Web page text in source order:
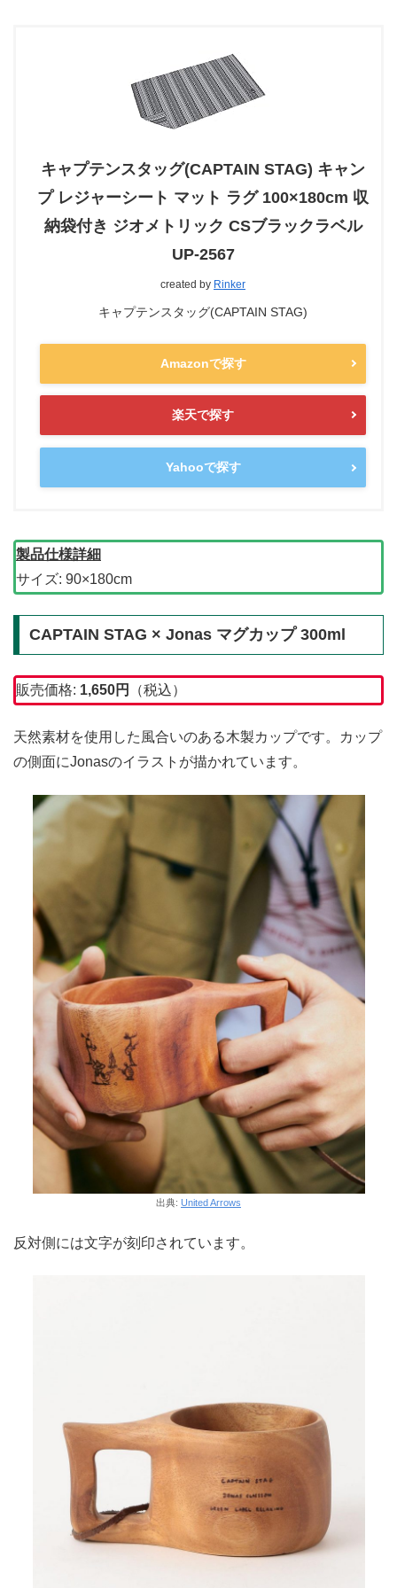
キャプテンスタッグ(CAPTAIN STAG) キャン
プ レジャーシート マット ラグ 100×180cm 収
納袋付き ジオメトリック CSブラックラベル
UP-2567
created by Rinker
キャプテンスタッグ(CAPTAIN STAG)
Amazonで探す
楽天で探す
Yahooで探す
製品仕様詳細
サイズ: 90×180cm
CAPTAIN STAG × Jonas マグカップ 300ml
販売価格: 1,650円 （税込）
天然素材を使用した風合いのある木製カップです。カップ
の側面にJonasのイラストが描かれています。
出典: United Arrows
反対側には文字が刻印されています。